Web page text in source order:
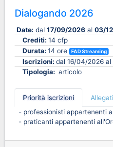
Dialogando 2026
Date: dal 17/09/2026 al 03/
Crediti: 14 cfp
Durata: 14 ore FAD Streaming
Iscrizioni: dal 16/04/2026
Tipologia: articolo
Priorità iscrizioni Allegati
- professionisti appartenenti
- praticanti appartenenti